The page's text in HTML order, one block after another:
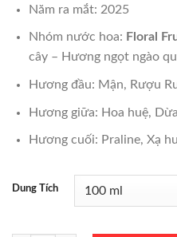
Năm ra mắt: 2025
Nhóm nước hoa: Floral
cây – Hương ngọt ngào
Hương đầu: Mận, Rượu
Hương giữa: Hoa huệ, Dừa
Hương cuối: Praline, Xạ
Dung Tích